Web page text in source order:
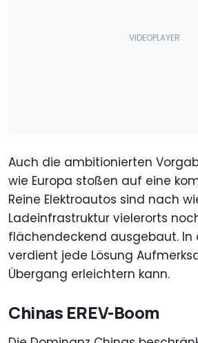
Auch die ambitionierten
wie Europa stoßen auf eine
Reine Elektroautos sind nach
Ladeinfrastruktur vielerorts
flächendeckend ausgebaut. In
verdient jede Lösung
Übergang erleichtern kann.
Chinas EREV-Boom